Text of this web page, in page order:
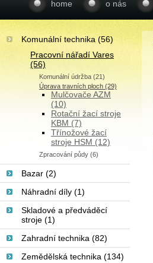
home o nás
Komunální technika (56)
Pracovní nářadí Vares
(56)
Komunální údržba (21)
Úprava travních ploch (29)
Mulčovače AZM
(10)
Rotační žací stroje
KBM (7)
Třínožové žací
stroje HSM (12)
Zpracování půdy (6)
Bazar (2)
Náhradní díly (1)
Skladové a předváděcí
stroje (1)
Zahradní technika (82)
Zemědělská technika (134)